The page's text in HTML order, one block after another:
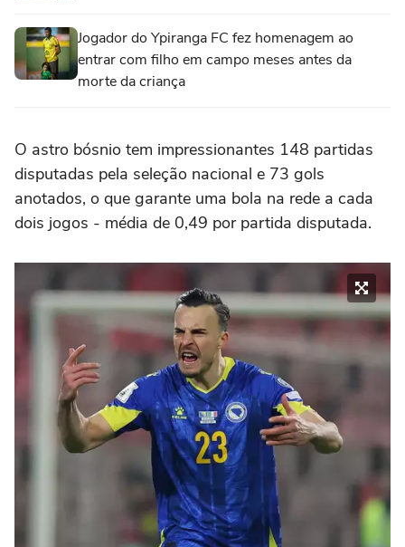
Jogador do Ypiranga FC fez homenagem ao
entrar com filho em campo meses antes da
morte da criança
O astro bósnio tem impressionantes 148 partidas
disputadas pela seleção nacional e 73 gols
anotados, o que garante uma bola na rede a cada
dois jogos - média de 0,49 por partida disputada.